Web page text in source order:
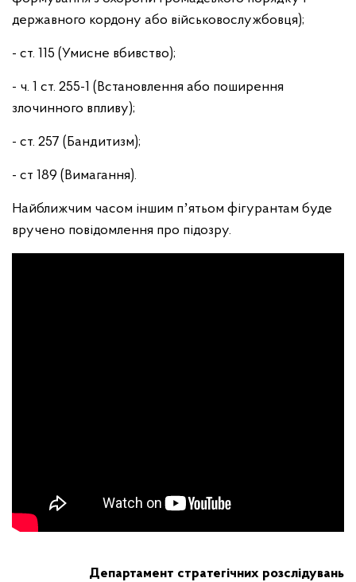
державного кордону або військовослужбовця);
- ст. 115 (Умисне вбивство);
- ч. 1 ст. 255-1 (Встановлення або поширення
злочинного впливу);
- ст. 257 (Бандитизм);
- ст 189 (Вимагання).
Найближчим часом іншим пʼятьом фігурантам буде
вручено повідомлення про підозру.
Департамент стратегічних розслідувань